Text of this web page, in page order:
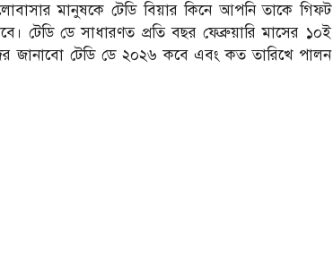
মানুষকে টেডি বিয়ার কিনে আপনি তাকে গিফট
টেডি ডে সাধারণত প্রতি বছর ফেব্রুয়ারি মাসের ১০ই
জানাবো টেডি ডে ২০২৬ কবে এবং কত তারিখে পালন